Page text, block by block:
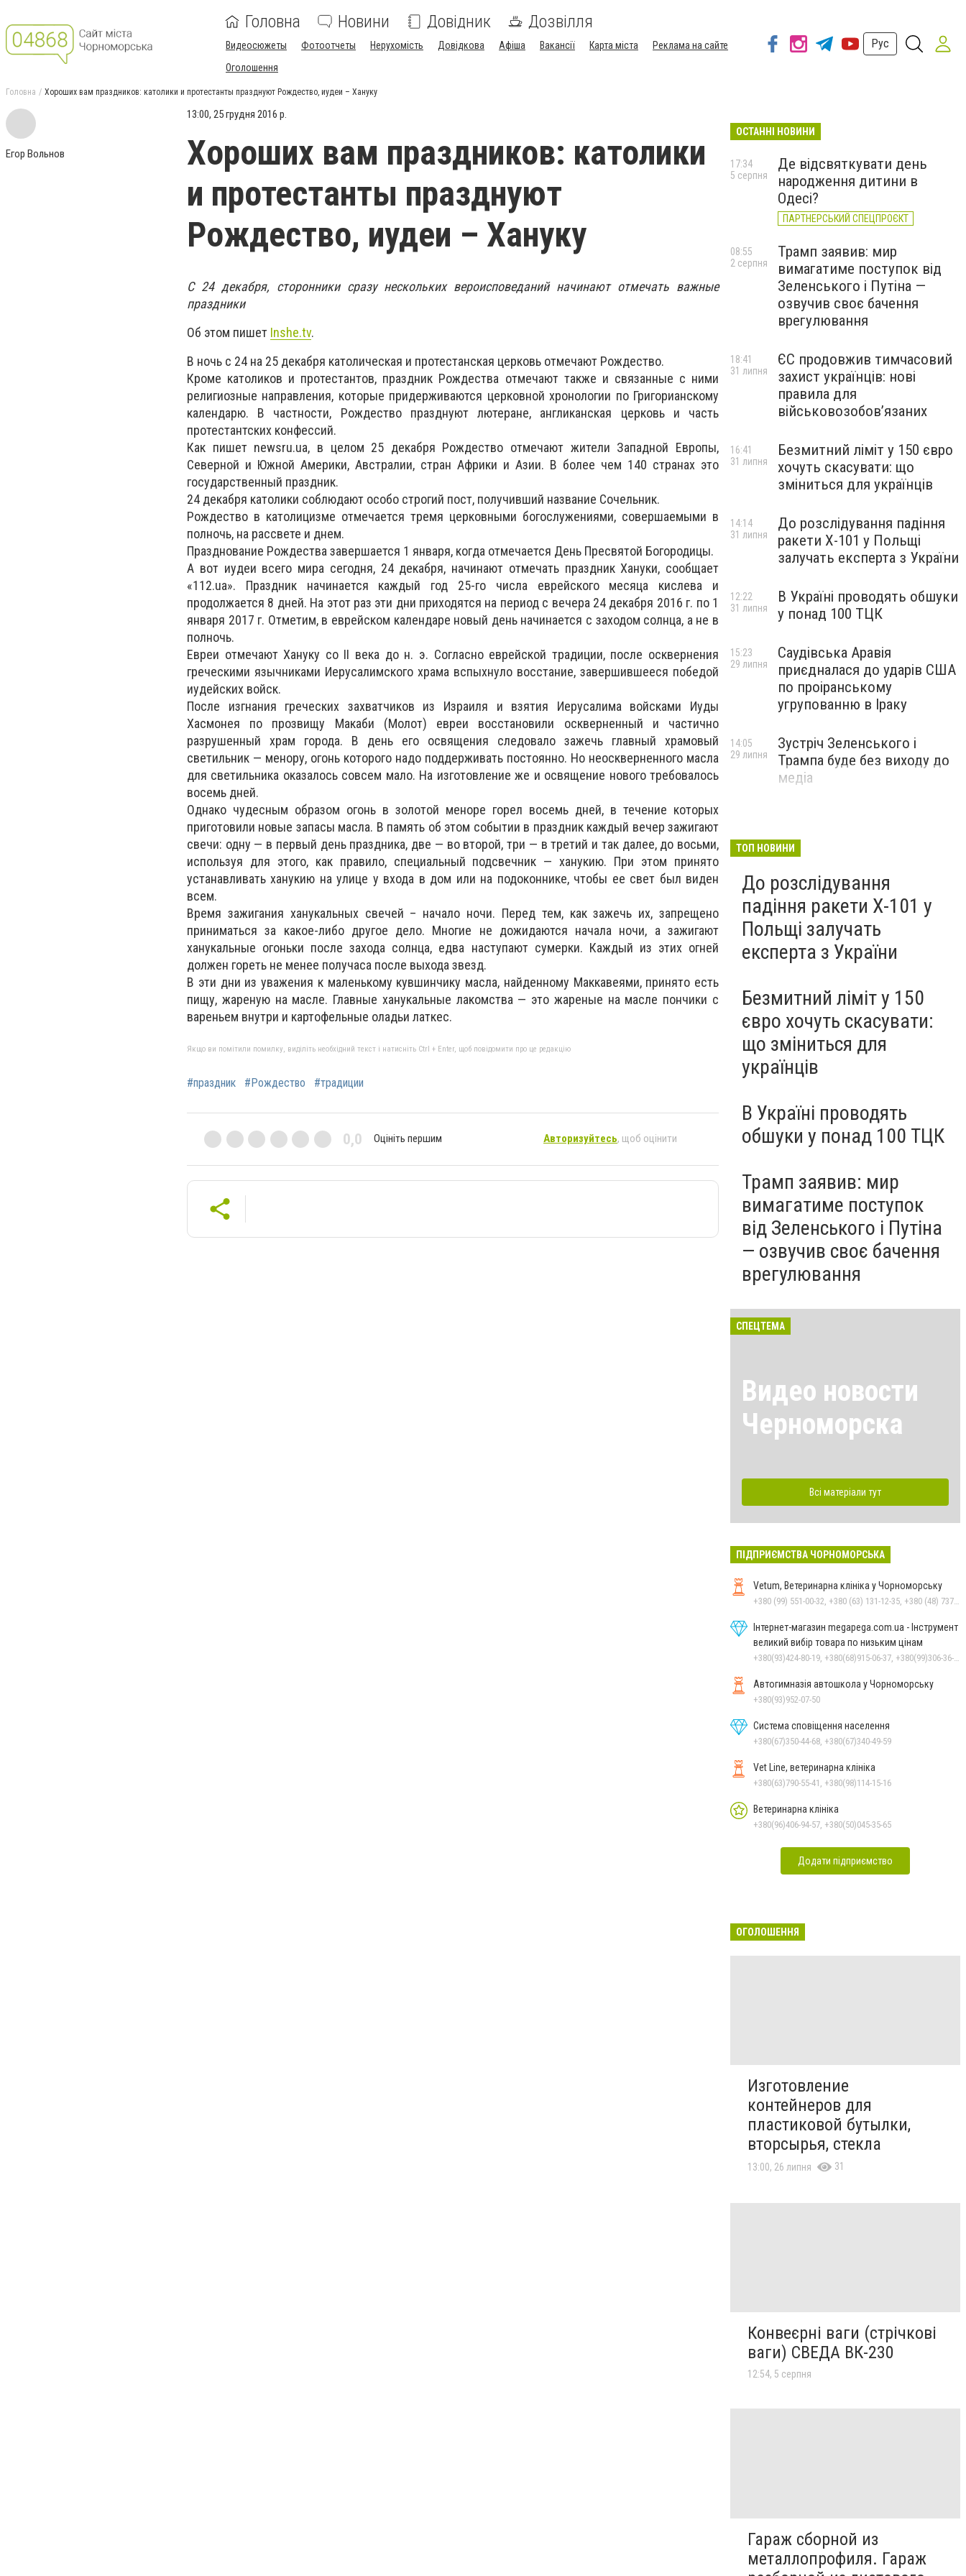
Головна Новини Довідник Дозвілля
Видеосюжеты Фотоотчеты Нерухомість Довідкова Афіша Вакансії Карта міста
Реклама на сайте
Оголошення
Рус
Головна Хороших вам праздников: католики и протестанты празднуют Рождество, иудеи – Хануку
Егор Вольнов
13:00, 25 грудня 2016 р.
Хороших вам праздников: католики
и протестанты празднуют
Рождество, иудеи – Хануку
С 24 декабря, сторонники сразу нескольких вероисповеданий начинают отмечать важные
праздники
Об этом пишет Inshe.tv.
В ночь с 24 на 25 декабря католическая и протестанская церковь отмечают Рождество.
Кроме католиков и протестантов, праздник Рождества отмечают также и связанные с ними
религиозные направления, которые придерживаются церковной хронологии по Григорианскому
календарю. В частности, Рождество празднуют лютеране, англиканская церковь и часть
протестантских конфессий.
Как пишет newsru.ua, в целом 25 декабря Рождество отмечают жители Западной Европы,
Северной и Южной Америки, Австралии, стран Африки и Азии. В более чем 140 странах это
государственный праздник.
24 декабря католики соблюдают особо строгий пост, получивший название Сочельник.
Рождество в католицизме отмечается тремя церковными богослужениями, совершаемыми в
полночь, на рассвете и днем.
Празднование Рождества завершается 1 января, когда отмечается День Пресвятой Богородицы.
А вот иудеи всего мира сегодня, 24 декабря, начинают отмечать праздник Хануки, сообщает
«112.ua». Праздник начинается каждый год 25-го числа еврейского месяца кислева и
продолжается 8 дней. На этот раз эти дни приходятся на период с вечера 24 декабря 2016 г. по 1
января 2017 г. Отметим, в еврейском календаре новый день начинается с заходом солнца, а не в
полночь.
Евреи отмечают Хануку cо II века до н. э. Согласно еврейской традиции, после осквернения
греческими язычниками Иерусалимского храма вспыхнуло восстание, завершившееся победой
иудейских войск.
После изгнания греческих захватчиков из Израиля и взятия Иерусалима войсками Иуды
Хасмонея по прозвищу Макаби (Молот) евреи восстановили оскверненный и частично
разрушенный храм города. В день его освящения следовало зажечь главный храмовый
светильник — менору, огонь которого надо поддерживать постоянно. Но неоскверненного масла
для светильника оказалось совсем мало. На изготовление же и освящение нового требовалось
восемь дней.
Однако чудесным образом огонь в золотой меноре горел восемь дней, в течение которых
приготовили новые запасы масла. В память об этом событии в праздник каждый вечер зажигают
свечи: одну — в первый день праздника, две — во второй, три — в третий и так далее, до восьми,
используя для этого, как правило, специальный подсвечник — ханукию. При этом принято
устанавливать ханукию на улице у входа в дом или на подоконнике, чтобы ее свет был виден
всем.
Время зажигания ханукальных свечей – начало ночи. Перед тем, как зажечь их, запрещено
приниматься за какое-либо другое дело. Многие не дожидаются начала ночи, а зажигают
ханукальные огоньки после захода солнца, едва наступают сумерки. Каждый из этих огней
должен гореть не менее получаса после выхода звезд.
В эти дни из уважения к маленькому кувшинчику масла, найденному Маккавеями, принято есть
пищу, жареную на масле. Главные ханукальные лакомства — это жареные на масле пончики с
вареньем внутри и картофельные оладьи латкес.
Якщо ви помітили помилку, виділіть необхідний текст і натисніть Ctrl + Enter, щоб повідомити про це редакцію
#праздник #Рождество #традиции
0,0 Оцініть першим Авторизуйтесь, щоб оцінити
ОСТАННІ НОВИНИ
Де відсвяткувати день
народження дитини в
Одесі?
ПАРТНЕРСЬКИЙ СПЕЦПРОЄКТ
17:34
5 серпня
Трамп заявив: мир
вимагатиме поступок від
Зеленського і Путіна —
озвучив своє бачення
врегулювання
08:55
2 серпня
ЄС продовжив тимчасовий
захист українців: нові
правила для
військовозобов’язаних
18:41
31 липня
Безмитний ліміт у 150 євро
хочуть скасувати: що
зміниться для українців
16:41
31 липня
До розслідування падіння
ракети Х-101 у Польщі
залучать експерта з України
14:14
31 липня
В Україні проводять обшуки
у понад 100 ТЦК
12:22
31 липня
Саудівська Аравія
приєдналася до ударів США
по проіранському
угрупованню в Іраку
15:23
29 липня
Зустріч Зеленського і
Трампа буде без виходу до
медіа
14:05
29 липня
ТОП НОВИНИ
До розслідування
падіння ракети Х-101 у
Польщі залучать
експерта з України
Безмитний ліміт у 150
євро хочуть скасувати:
що зміниться для
українців
В Україні проводять
обшуки у понад 100 ТЦК
Трамп заявив: мир
вимагатиме поступок
від Зеленського і Путіна
— озвучив своє бачення
врегулювання
СПЕЦТЕМА
Видео новости
Черноморска
Всі матеріали тут
ПІДПРИЄМСТВА ЧОРНОМОРСЬКА
Vetum, Ветеринарна клініка у Чорноморську
Інтернет-магазин megapega.com.ua - Інструмент
великий вибір товара по низьким цінам
Автогимназія автошкола у Чорноморську
+380(93)952-07-50
Система сповіщення населення
+380(67)350-44-68, +380(67)340-49-59
Vet Line, ветеринарна клініка
+380(63)790-55-41, +380(98)114-15-16
Ветеринарна клініка
+380(96)406-94-57, +380(50)045-35-65
Додати підприємство
ОГОЛОШЕННЯ
Изготовление
контейнеров для
пластиковой бутылки,
вторсырья, стекла
13:00, 26 липня 31
Конвеєрні ваги (стрічкові
ваги) СВЕДА ВК-230
12:54, 5 серпня
Гараж сборной из
металлопрофиля. Гараж